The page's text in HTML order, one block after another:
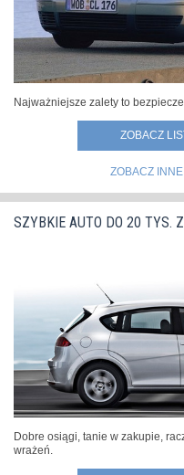
Najważniejsze zalety to
ZOBACZ
ZOBACZ INNE
SZYBKIE AUTO DO 20 TYS.
Dobre osiągi, tanie w zakupie,
wrażeń.